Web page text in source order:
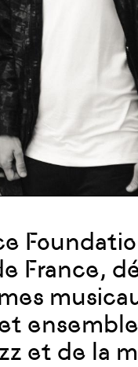
France,
et de la